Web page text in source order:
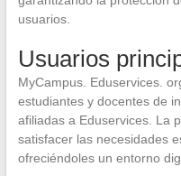
usuarios.
Usuarios
MyCampus. Eduservices.
estudiantes y docentes de
afiliadas a Eduservices. La
satisfacer las necesidades
ofreciéndoles un entorno